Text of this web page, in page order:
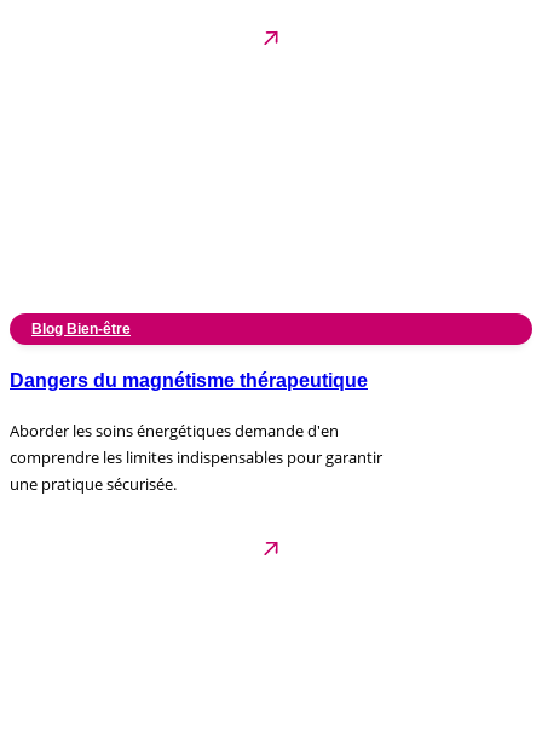
Blog Bien-être
Dangers du magnétisme thérapeutique
Aborder les soins énergétiques demande d'en
comprendre les limites indispensables pour garantir
une pratique sécurisée.